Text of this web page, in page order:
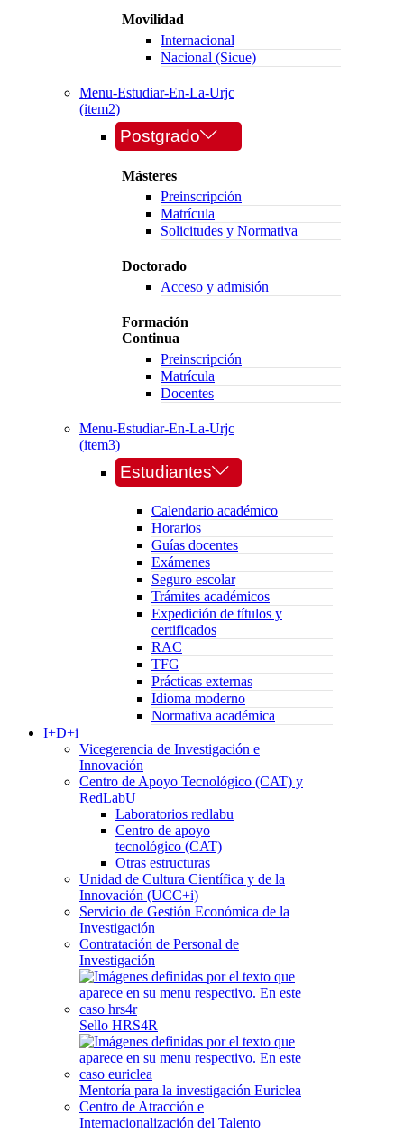
Movilidad
Internacional
Nacional (Sicue)
Menu-Estudiar-En-La-Urjc
(item2)
Postgrado
Másteres
Preinscripción
Matrícula
Solicitudes y Normativa
Doctorado
Acceso y admisión
Formación
Continua
Preinscripción
Matrícula
Docentes
Menu-Estudiar-En-La-Urjc
(item3)
Estudiantes
Calendario académico
Horarios
Guías docentes
Exámenes
Seguro escolar
Trámites académicos
Expedición de títulos y
certificados
RAC
TFG
Prácticas externas
Idioma moderno
Normativa académica
I+D+i
Vicegerencia de Investigación e
Innovación
Centro de Apoyo Tecnológico (CAT) y
RedLabU
Laboratorios redlabu
Centro de apoyo
tecnológico (CAT)
Otras estructuras
Unidad de Cultura Científica y de la
Innovación (UCC+i)
Servicio de Gestión Económica de la
Investigación
Contratación de Personal de
Investigación
Sello HRS4R
Mentoría para la investigación Euriclea
Centro de Atracción e
Internacionalización del Talento